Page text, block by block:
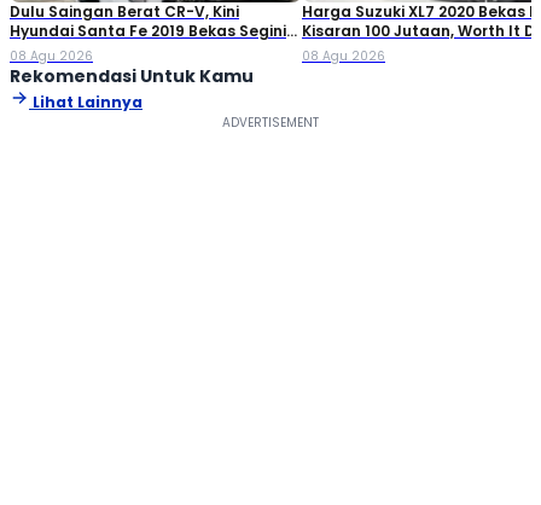
Dulu Saingan Berat CR-V, Kini
Hyundai Santa Fe 2019 Bekas Segini
Harganya
08 Agu 2026
Harga Suzuki XL7 2020 Bekas
Kisaran 100 Jutaan, Worth It
08 Agu 2026
Rekomendasi Untuk Kamu
Lihat Lainnya